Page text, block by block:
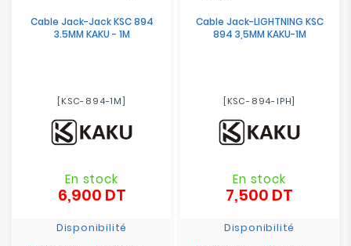
Cable Jack-Jack KSC 894
3.5MM KAKU - 1M
[KSC-894-1M]
En stock
6,900 DTPrix
Disponibilité
Cable Jack-LIGHTNING KSC
894 3,5MM KAKU-1M
[KSC-894-IPH]
En stock
7,500 DT
Disponibilité